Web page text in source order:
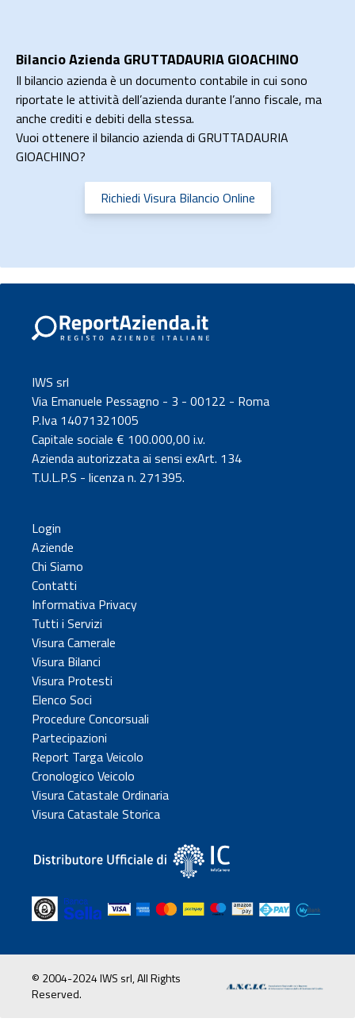
Bilancio Azienda GRUTTADAURIA GIOACHINO
Il bilancio azienda è un documento contabile in cui sono
riportate le attività dell’azienda durante l’anno fiscale, ma
anche crediti e debiti della stessa.
Vuoi ottenere il bilancio azienda di GRUTTADAURIA
GIOACHINO?
Richiedi Visura Bilancio Online
IWS srl
Via Emanuele Pessagno - 3 - 00122 - Roma
P.Iva 14071321005
Capitale sociale € 100.000,00 i.v.
Azienda autorizzata ai sensi exArt. 134
T.U.L.P.S - licenza n. 271395.
Login
Aziende
Chi Siamo
Contatti
Informativa Privacy
Tutti i Servizi
Visura Camerale
Visura Bilanci
Visura Protesti
Elenco Soci
Procedure Concorsuali
Partecipazioni
Report Targa Veicolo
Cronologico Veicolo
Visura Catastale Ordinaria
Visura Catastale Storica
© 2004-2024 IWS srl, All Rights
Reserved.